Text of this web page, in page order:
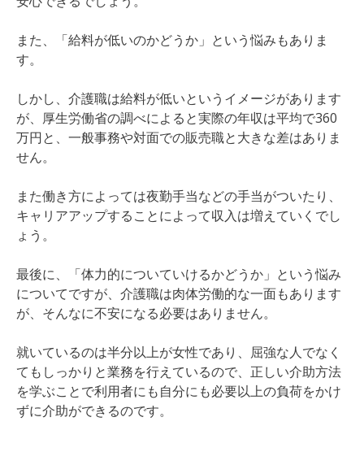
また、「給料が低いのかどうか」という悩みもありま
す。
しかし、介護職は給料が低いというイメージがあります
が、厚生労働省の調べによると実際の年収は平均で360
万円と、一般事務や対面での販売職と大きな差はありま
せん。
また働き方によっては夜勤手当などの手当がついたり、
キャリアアップすることによって収入は増えていくでし
ょう。
最後に、「体力的についていけるかどうか」という悩み
についてですが、介護職は肉体労働的な一面もあります
が、そんなに不安になる必要はありません。
就いているのは半分以上が女性であり、屈強な人でなく
てもしっかりと業務を行えているので、正しい介助方法
を学ぶことで利用者にも自分にも必要以上の負荷をかけ
ずに介助ができるのです。